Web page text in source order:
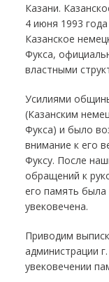
Казани.
4 июня 1993
Казанское
Фукса,
властными
Усилиями
(Казанским
Фукса) и было
внимание к его
Фуксу. После
обращений к
его память была
увековечена.
Приводим
администрации
увековечении